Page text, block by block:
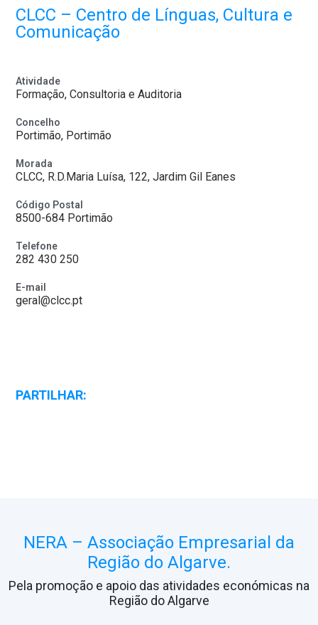
CLCC – Centro de Línguas, Cultura e
Comunicação
Atividade
Formação, Consultoria e Auditoria
Concelho
Portimão, Portimão
Morada
CLCC, R.D.Maria Luísa, 122, Jardim Gil Eanes
Código Postal
8500-684 Portimão
Telefone
282 430 250
E-mail
geral@clcc.pt
PARTILHAR:
NERA – Associação Empresarial da
Região do Algarve.
Pela promoção e apoio das atividades económicas na
Região do Algarve